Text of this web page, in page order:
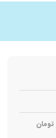
تومان